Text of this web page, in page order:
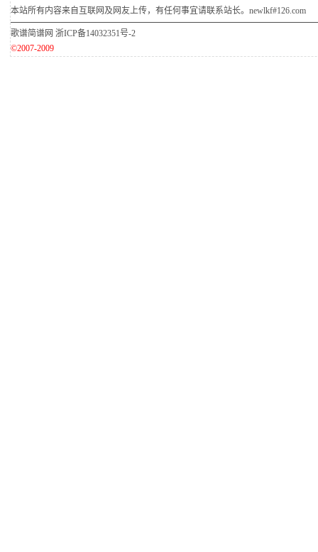
本站所有内容来自互联网及网友上传，有任何事宜请联系站长。newlkf#126.com
歌谱简谱网 浙ICP备14032351号-2
©2007-2009